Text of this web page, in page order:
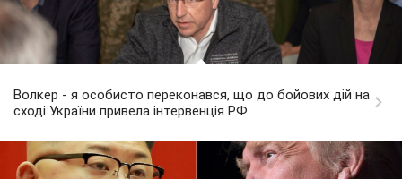
Волкер - я особисто переконався, що до бойових дій на
сході України привела інтервенція РФ